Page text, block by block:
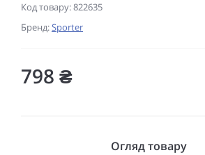
Код товару:822635
Бренд:Sporter
798 ₴
Огляд товару